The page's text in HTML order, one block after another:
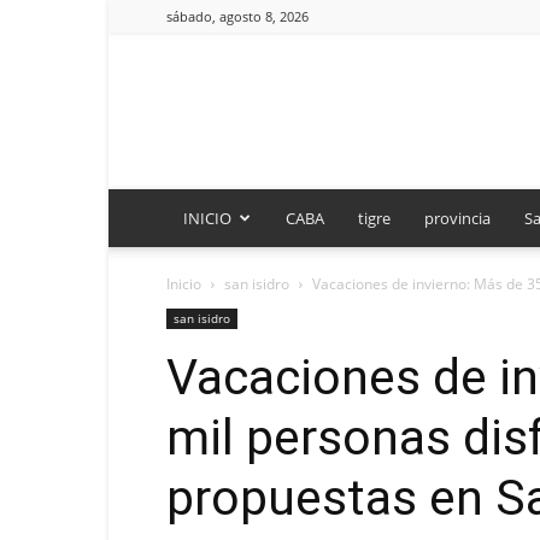
sábado, agosto 8, 2026
INICIO CABA tigre provincia
Inicio san isidro Vacaciones de invierno: Más de
san isidro
Vacaciones de
mil personas
propuestas en